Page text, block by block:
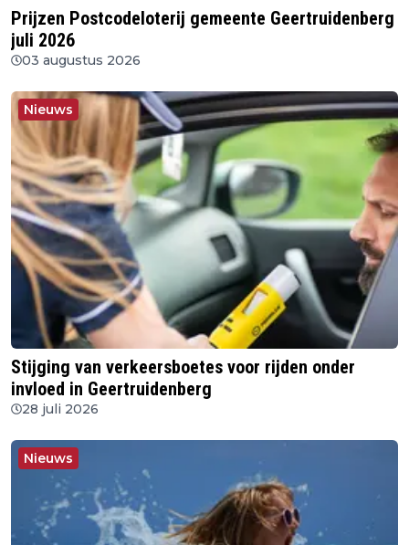
Prijzen Postcodeloterij gemeente Geertruidenberg
juli 2026
03 augustus 2026
Nieuws
Stijging van verkeersboetes voor rijden onder
invloed in Geertruidenberg
28 juli 2026
Nieuws